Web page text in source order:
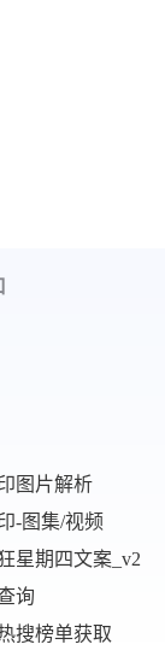
图片解析
-图集/视频
星期四文案_v2
询
搜榜单获取